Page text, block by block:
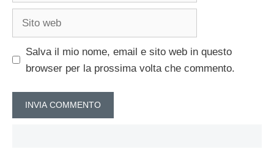
Salva il mio nome, email e sito web in questo
browser per la prossima volta che commento.